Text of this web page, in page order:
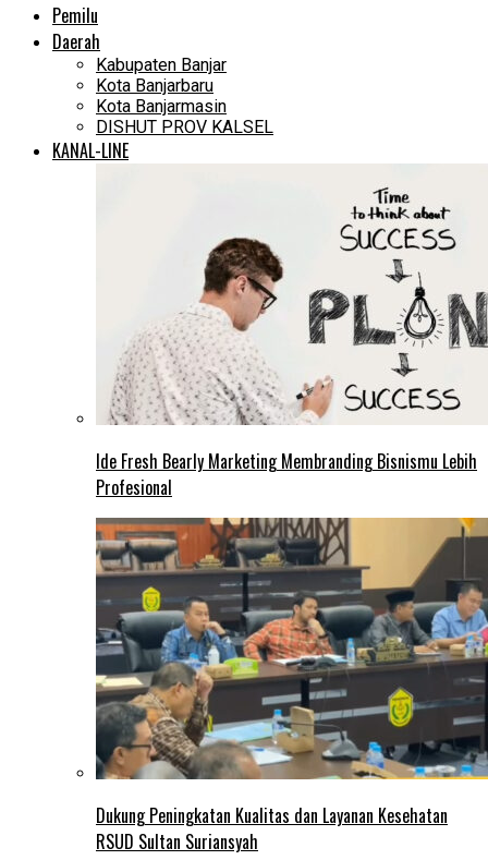
Pemilu
Daerah
Kabupaten Banjar
Kota Banjarbaru
Kota Banjarmasin
DISHUT PROV KALSEL
KANAL-LINE
Ide Fresh Bearly Marketing Membranding Bisnismu Lebih
Profesional
Dukung Peningkatan Kualitas dan Layanan Kesehatan
RSUD Sultan Suriansyah